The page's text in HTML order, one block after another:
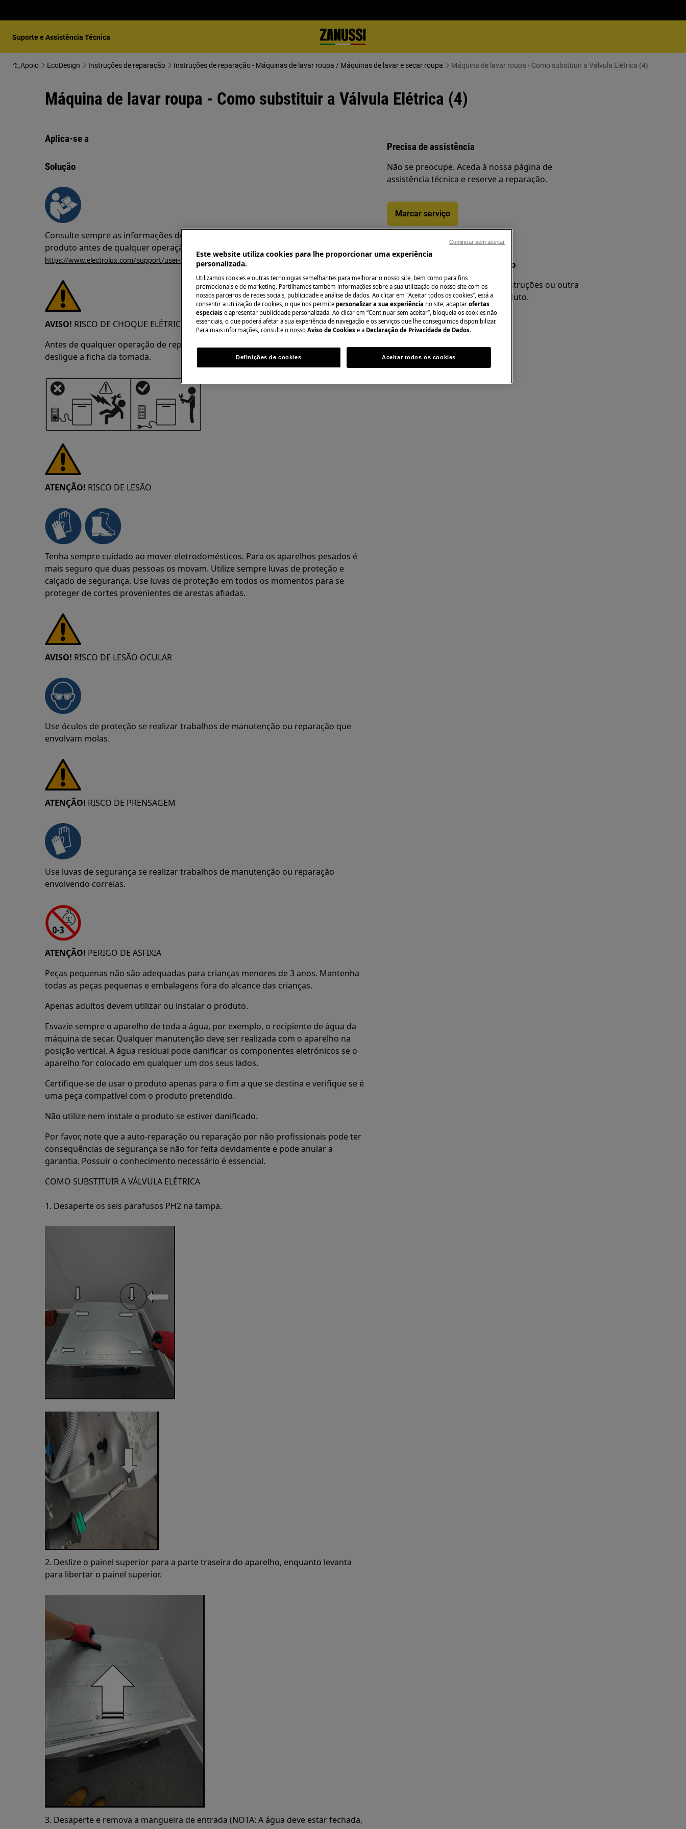
Suporte e Assistência Técnica
Apoio EcoDesign Instruções de reparação Instruções de reparação - Máquinas de lavar roupa / Máquinas de lavar e secar roupa Máquina de lavar roupa - Como substituir a Válvula Elétrica (4)
Máquina de lavar roupa - Como substituir a Válvula Elétrica (4)
Aplica-se a
Solução
Consulte sempre as informações de segurança do manual de utilizador do seu
produto antes de qualquer operação de reparação ou manutenção.
https://www.electrolux.com/support/user-manuals/
AVISO! RISCO DE CHOQUE ELÉTRICO
Antes de qualquer operação de reparação ou manutenção, desative o aparelho e
desligue a ficha da tomada.
ATENÇÃO! RISCO DE LESÃO
Tenha sempre cuidado ao mover eletrodomésticos. Para os aparelhos pesados é
mais seguro que duas pessoas os movam. Utilize sempre luvas de proteção e
calçado de segurança. Use luvas de proteção em todos os momentos para se
proteger de cortes provenientes de arestas afiadas.
AVISO! RISCO DE LESÃO OCULAR
Use óculos de proteção se realizar trabalhos de manutenção ou reparação que
envolvam molas.
ATENÇÃO! RISCO DE PRENSAGEM
Use luvas de segurança se realizar trabalhos de manutenção ou reparação
envolvendo correias.
ATENÇÃO! PERIGO DE ASFIXIA
Peças pequenas não são adequadas para crianças menores de 3 anos. Mantenha
todas as peças pequenas e embalagens fora do alcance das crianças.
Apenas adultos devem utilizar ou instalar o produto.
Esvazie sempre o aparelho de toda a água, por exemplo, o recipiente de água da
máquina de secar. Qualquer manutenção deve ser realizada com o aparelho na
posição vertical. A água residual pode danificar os componentes eletrónicos se o
aparelho for colocado em qualquer um dos seus lados.
Certifique-se de usar o produto apenas para o fim a que se destina e verifique se é
uma peça compatível com o produto pretendido.
Não utilize nem instale o produto se estiver danificado.
Por favor, note que a auto-reparação ou reparação por não profissionais pode ter
consequências de segurança se não for feita devidamente e pode anular a
garantia. Possuir o conhecimento necessário é essencial.
COMO SUBSTITUIR A VÁLVULA ELÉTRICA
1. Desaperte os seis parafusos PH2 na tampa.
2. Deslize o painel superior para a parte traseira do aparelho, enquanto levanta
para libertar o painel superior.
3. Desaperte e remova a mangueira de entrada (NOTA: A água deve estar fechada,
Precisa de assistência
Não se preocupe. Aceda à nossa página de
assistência técnica e reserve a reparação.
Marcar serviço
Encontre o seu manual do produto
Resolva problemas e procure instruções ou outra
documentação sobre o seu produto.
Encontrar manual
Este website utiliza cookies para lhe proporcionar uma experiência
personalizada.
Utilizamos cookies e outras tecnologias semelhantes para melhorar o nosso site, bem como para fins
promocionais e de marketing. Partilhamos também informações sobre a sua utilização do nosso site com os
nossos parceiros de redes sociais, publicidade e análise de dados. Ao clicar em "Aceitar todos os cookies”, está a
consentir a utilização de cookies, o que nos permite personalizar a sua experiência no site, adaptar ofertas
especiais e apresentar publicidade personalizada. Ao clicar em “Continuar sem aceitar”, bloqueia os cookies não
essenciais, o que poderá afetar a sua experiência de navegação e os serviços que lhe conseguimos disponibilizar.
Para mais informações, consulte o nosso Aviso de Cookies e a Declaração de Privacidade de Dados.
Definições de cookies Aceitar todos os cookies
Continuar sem aceitar